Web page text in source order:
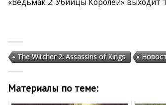
The Witcher 2: Assassins of Kings
Материалы по теме: